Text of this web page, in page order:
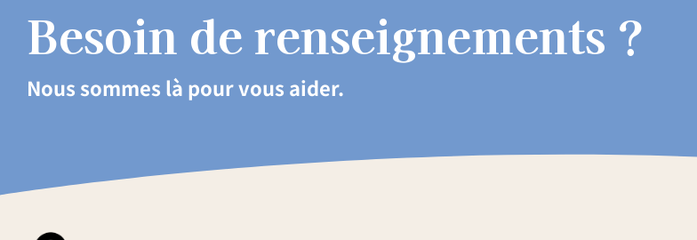
Besoin de renseignements ?
Nous sommes là pour vous aider.